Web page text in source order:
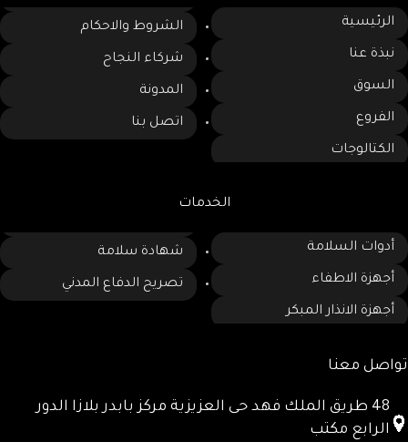
الرئيسية
نبذة عنا
السوق
الفروع
الكتالوجات
الشروط والاحكام
شركاء النجاح
المدونة
اتصل بنا
الخدمات
أدوات السلامة
أجهزة الاطفاء
أجهزة الانذار المبكر
شهادة سلامة
تصريح الدفاع المدني
تواصل معنا
48 طريق الملك فهد حى العزيزية مركز بابدر بلازا الدور
الرابع مكتب